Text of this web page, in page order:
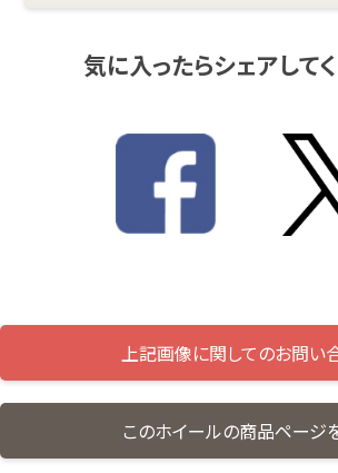
気に入ったらシェアしてく
上記画像に関してのお問い
このホイールの商品ページ